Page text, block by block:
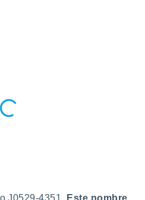
J0529-4351. Este nombre